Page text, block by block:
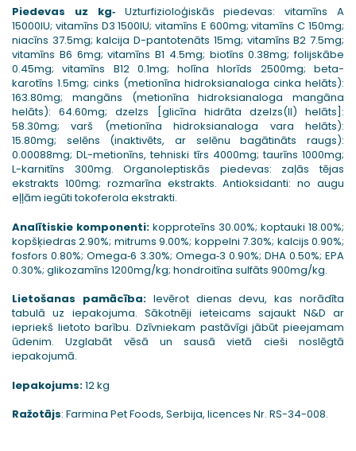
Piedevas uz kg‐Uzturfizioloģiskās piedevas: vitamīns A
15000IU; vitamīns D3 1500IU; vitamīns E 600mg; vitamīns C 150mg;
niacīns 37.5mg; kalcija D-pantotenāts 15mg; vitamīns B2 7.5mg;
vitamīns B6 6mg; vitamīns B1 4.5mg; biotīns 0.38mg; folijskābe
0.45mg; vitamīns B12 0.1mg; holīna hlorīds 2500mg; beta-
karotīns 1.5mg; cinks (metionīna hidroksianaloga cinka helāts):
163.80mg; mangāns (metionīna hidroksianaloga mangāna
helāts): 64.60mg; dzelzs [glicīna hidrāta dzelzs(II) helāts]:
58.30mg; varš (metionīna hidroksianaloga vara helāts):
15.80mg; selēns (inaktivēts, ar selēnu bagātināts raugs):
0.00088mg; DL-metionīns, tehniski tīrs 4000mg; taurīns 1000mg;
L-karnitīns 300mg. Organoleptiskās piedevas: zaļās tējas
ekstrakts 100mg; rozmarīna ekstrakts. Antioksidanti: no augu
eļļām iegūti tokoferola ekstrakti.
Analītiskie komponenti: kopproteīns 30.00%; koptauki 18.00%;
kopšķiedras 2.90%; mitrums 9.00%; koppelni 7.30%; kalcijs 0.90%;
fosfors 0.80%; Omega‐6 3.30%; Omega‐3 0.90%; DHA 0.50%; EPA
0.30%; glikozamīns 1200mg/kg; hondroitīna sulfāts 900mg/kg.
Lietošanas pamācība: Ievērot dienas devu, kas norādīta
tabulā uz iepakojuma. Sākotnēji ieteicams sajaukt N&D ar
iepriekš lietoto barību. Dzīvniekam pastāvīgi jābūt pieejamam
ūdenim. Uzglabāt vēsā un sausā vietā cieši noslēgtā
iepakojumā.
Iepakojums:12 kg
Ražotājs: Farmina Pet Foods, Serbija, licences Nr. RS-34-008.